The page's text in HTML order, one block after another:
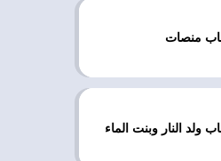
منصات
ولد النار وبنت الماء